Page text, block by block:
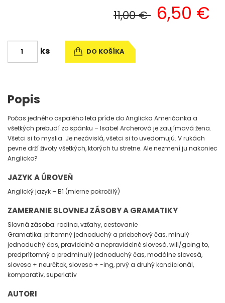
11,00 € 6,50 €
ks DO KOŠÍKA
Popis
Počas jedného ospalého leta príde do Anglicka Američanka a
všetkých prebudí zo spánku – Isabel Archerová je zaujímavá žena.
Všetci si to myslia. Je nezávislá, všetci si to uvedomujú. V rukách
pevne drží životy všetkých, ktorých tu stretne. Ale nezmení ju nakoniec
Anglicko?
JAZYK A ÚROVEŇ
Anglický jazyk – B1 (mierne pokročilý)
ZAMERANIE SLOVNEJ ZÁSOBY A GRAMATIKY
Slovná zásoba: rodina, vzťahy, cestovanie
Gramatika: prítomný jednoduchý a priebehový čas, minulý
jednoduchý čas, pravidelné a nepravidelné slovesá, will/going to,
predprítomný a predminulý jednoduchý čas, modálne slovesá,
sloveso + neurčitok, sloveso + -ing, prvý a druhý kondicionál,
komparatív, superlatív
AUTORI